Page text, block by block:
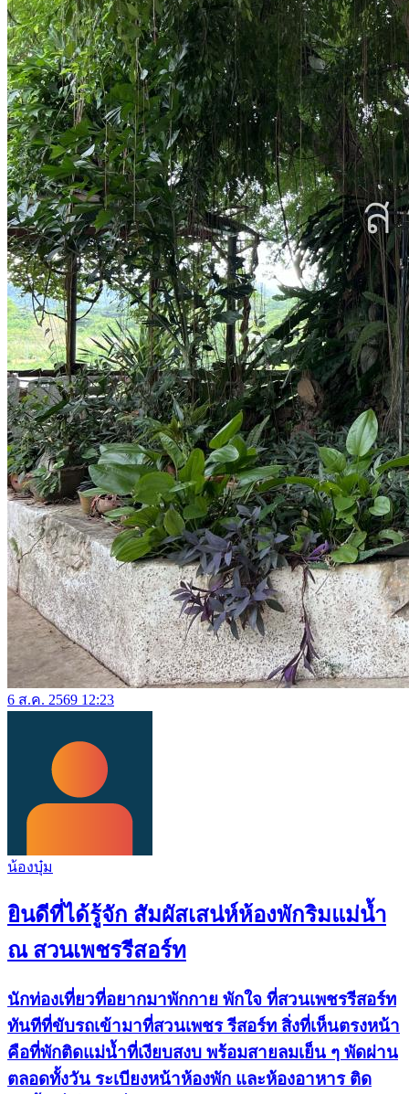
6 ส.ค. 2569 12:23
น้องบุ๋ม
ยินดีที่ได้รู้จัก สัมผัสเสน่ห์ห้องพักริมแม่น้ำ
ณ สวนเพชรรีสอร์ท
นักท่องเที่ยวที่อยากมาพักกาย พักใจ ที่สวนเพชรรีสอร์ท
ทันทีที่ขับรถเข้ามาที่สวนเพชร รีสอร์ท สิ่งที่เห็นตรงหน้า
คือที่พักติดแม่น้ำที่เงียบสงบ พร้อมสายลมเย็น ๆ พัดผ่าน
ตลอดทั้งวัน ระเบียงหน้าห้องพัก และห้องอาหาร ติด